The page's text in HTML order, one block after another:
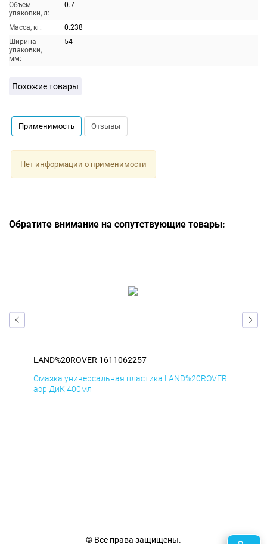
Объем
упаковки, л:
0.7
Масса, кг:
0.238
Ширина
упаковки,
мм:
54
Похожие товары
Применимость Отзывы
Нет информации о применимости
Обратите внимание на сопутствующие товары:
LAND%20ROVER 1611062257
Смазка универсальная пластика LAND%20ROVER
аэр ДиК 400мл
© Все права защищены.